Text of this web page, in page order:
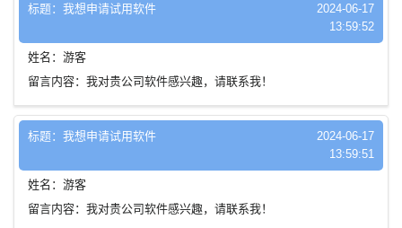
标题：我想申请试用软件
2024-06-17
13:59:52
姓名：游客
留言内容：我对贵公司软件感兴趣，请联系我！
标题：我想申请试用软件
2024-06-17
13:59:51
姓名：游客
留言内容：我对贵公司软件感兴趣，请联系我！